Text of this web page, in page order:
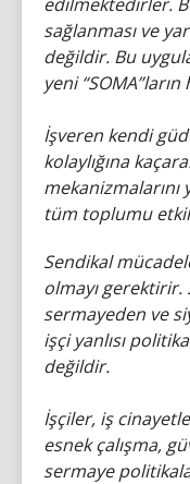
sağlanması ve
değildir. Bu
yeni
İşveren kendi
kolaylığına
tüm toplumu
Sendikal
olmayı
sermayeden ve
işçi yanlısı
değildir.
İşçiler, iş
esnek çalışma,
sermaye